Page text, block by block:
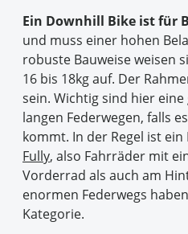
Ein Downhill Bike ist für
und muss einer hohen
robuste Bauweise weisen
16 bis 18kg auf. Der
sein. Wichtig sind hier
langen Federwegen, falls
kommt. In der Regel ist
Fully, also Fahrräder mit
Vorderrad als auch am
enormen Federwegs
Kategorie.